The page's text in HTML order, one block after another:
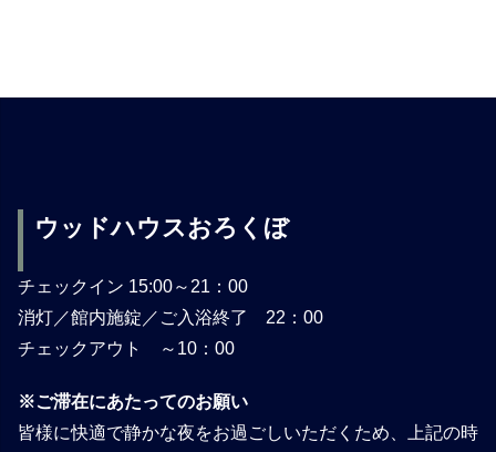
シ
ョ
ン
ウッドハウスおろくぼ
チェックイン 15:00～21：00
消灯／館内施錠／ご入浴終了 22：00
チェックアウト ～10：00
※ご滞在にあたってのお願い
皆様に快適で静かな夜をお過ごしいただくため、上記の時